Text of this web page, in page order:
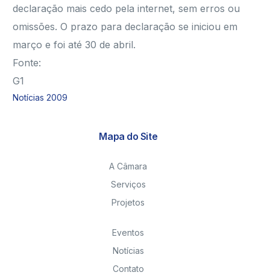
declaração mais cedo pela internet, sem erros ou
omissões. O prazo para declaração se iniciou em
março e foi até 30 de abril.
Fonte:
G1
Notícias 2009
Mapa do Site
A Câmara
Serviços
Projetos
Eventos
Notícias
Contato